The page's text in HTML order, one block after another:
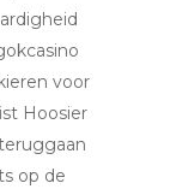
voor
Hoosier
op de